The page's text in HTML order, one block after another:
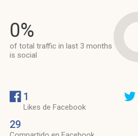
0%
of total traffic in last 3 months
is social
1
Likes de Facebook
29